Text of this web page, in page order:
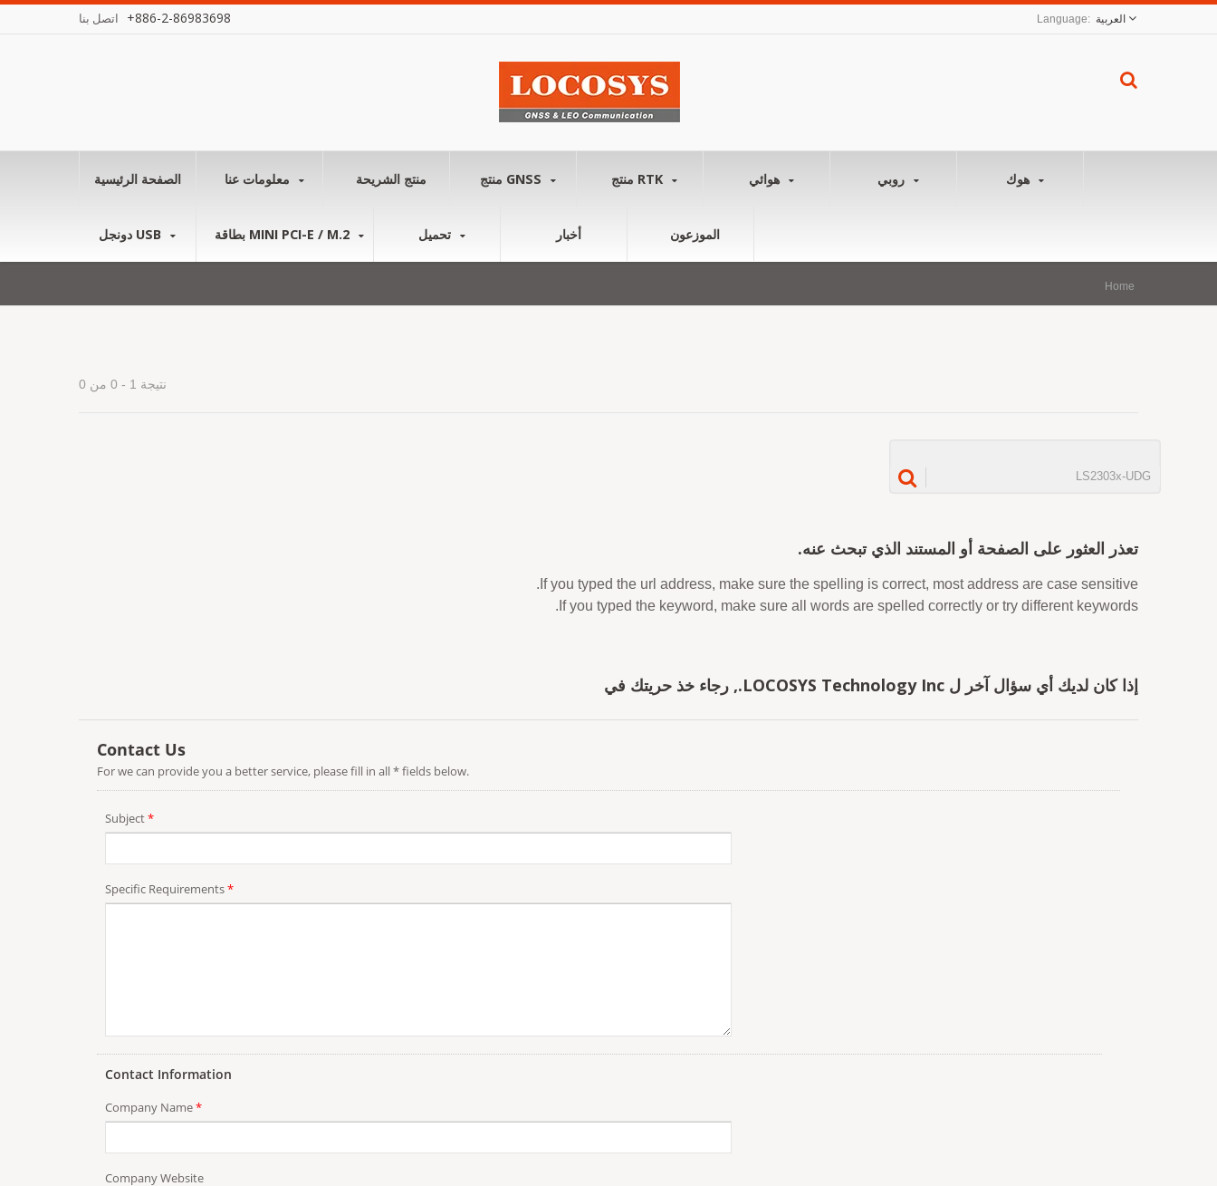
+886-2-86983698 العربية
الصفحة الرئيسية منتج الشريحة منتج GNSS منتج RTK هوائي روبي هوك
دونجل USB بطاقة MINI PCI-E / M.2 تحميل أخبار الموزعون
Home
نتيجة 1 - 0 من 0
تعذر العثور على الصفحة أو المستند الذي تبحث عنه.
If you typed the url address, make sure the spelling is correct, most address are case sensitive.
If you typed the keyword, make sure all words are spelled correctly or try different keywords.
إذا كان لديك أي سؤال آخر ل LOCOSYS Technology Inc., رجاء خذ حريتك في